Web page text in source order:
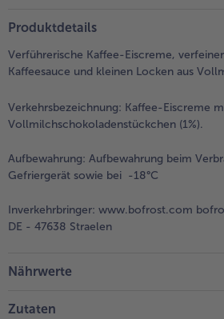
- 5 € beim Kauf von 7
Produktdetails
Verführerische Kaffee-Eiscreme,
Kaffeesauce und kleinen Locken aus
Verkehrsbezeichnung: Kaffee-Eiscreme
Vollmilchschokoladenstückchen (1%).
Aufbewahrung: Aufbewahrung beim
Gefriergerät sowie bei -18°C
Inverkehrbringer: www.bofrost.com
DE - 47638 Straelen
Nährwerte
Zutaten